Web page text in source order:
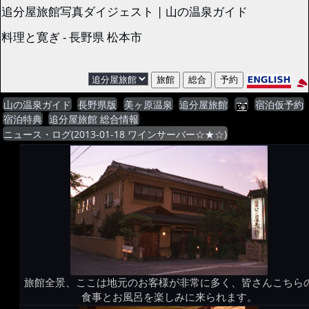
追分屋旅館写真ダイジェスト | 山の温泉ガイド
料理と寛ぎ - 長野県 松本市
山の温泉ガイド 長野県版 美ヶ原温泉 追分屋旅館
宿泊仮予約
宿泊特典 追分屋旅館 総合情報
ニュース・ログ(2013-01-18 ワインサーバー☆★☆)
旅館全景、ここは地元のお客様が非常に多く、皆さんこちら
食事とお風呂を楽しみに来られます。